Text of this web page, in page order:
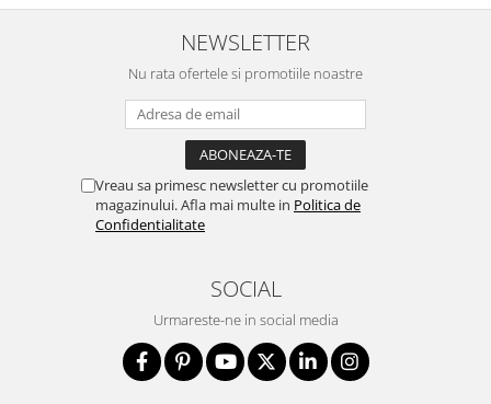
NEWSLETTER
Nu rata ofertele si promotiile noastre
Vreau sa primesc newsletter cu promotiile
magazinului. Afla mai multe in Politica de
Confidentialitate
SOCIAL
Urmareste-ne in social media